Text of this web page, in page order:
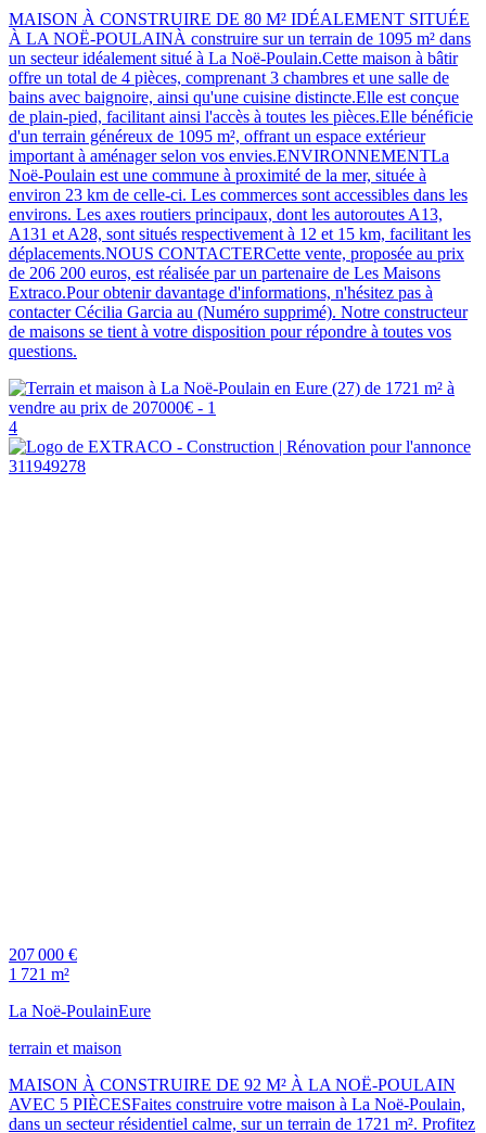
MAISON À CONSTRUIRE DE 80 M² IDÉALEMENT SITUÉE
À LA NOË-POULAINÀ construire sur un terrain de 1095 m² dans
un secteur idéalement situé à La Noë-Poulain.Cette maison à bâtir
offre un total de 4 pièces, comprenant 3 chambres et une salle de
bains avec baignoire, ainsi qu'une cuisine distincte.Elle est conçue
de plain-pied, facilitant ainsi l'accès à toutes les pièces.Elle bénéficie
d'un terrain généreux de 1095 m², offrant un espace extérieur
important à aménager selon vos envies.ENVIRONNEMENTLa
Noë-Poulain est une commune à proximité de la mer, située à
environ 23 km de celle-ci. Les commerces sont accessibles dans les
environs. Les axes routiers principaux, dont les autoroutes A13,
A131 et A28, sont situés respectivement à 12 et 15 km, facilitant les
déplacements.NOUS CONTACTERCette vente, proposée au prix
de 206 200 euros, est réalisée par un partenaire de Les Maisons
Extraco.Pour obtenir davantage d'informations, n'hésitez pas à
contacter Cécilia Garcia au (Numéro supprimé). Notre constructeur
de maisons se tient à votre disposition pour répondre à toutes vos
questions.
4
207 000 €
1 721 m²
La Noë-PoulainEure
terrain et maison
MAISON À CONSTRUIRE DE 92 M² À LA NOË-POULAIN
AVEC 5 PIÈCESFaites construire votre maison à La Noë-Poulain,
dans un secteur résidentiel calme, sur un terrain de 1721 m². Profitez